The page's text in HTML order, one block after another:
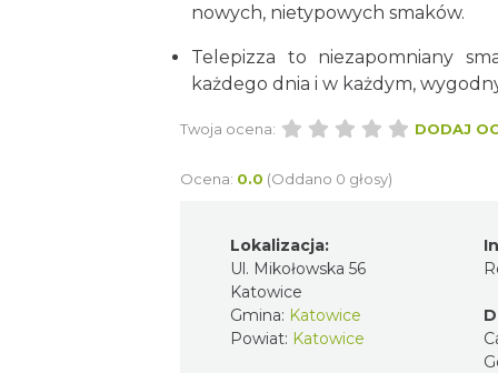
nowych, nietypowych smaków.
Telepizza to niezapomniany
każdego dnia i w każdym,
Twoja ocena: DODAJ
Ocena: 0.0 (Oddano 0 głosy)
Lokalizacja:
Ul. Mikołowska 56
Katowice
Gmina: Katowice
Powiat: Katowice